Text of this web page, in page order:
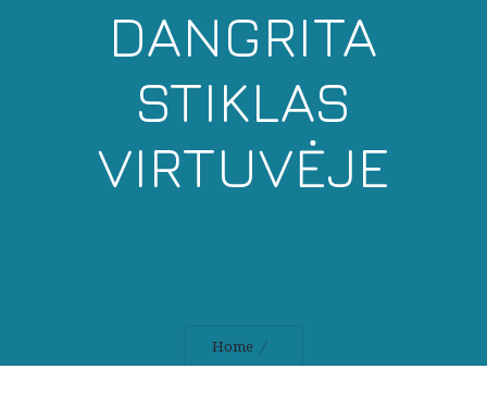
DANGRITA
STIKLAS
VIRTUVĖJE
Home